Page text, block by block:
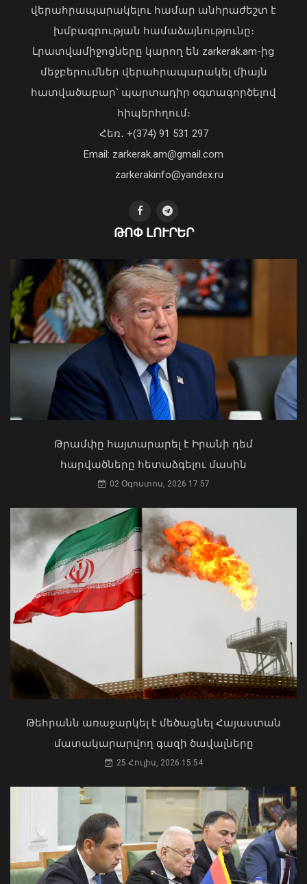
Հայաստանի հավաքականի նախկին
մարզիչը կգլխավորի Ղազախստանի
հավաքականը
07 Օգոստոս, 2026 22:44
Ժամանակավորապես կդադարեցվի
մի շարք հասցեների
էլեկտրամատակարարումը
07 Օգոստոս, 2026 22:11
Փոխվարչապետ Տիգրան
Խաչատրյանը մասնակցել է
Շինարարի օրվան նվիրված
միջոցառմանը
07 Օգոստոս, 2026 21:53
Վայոց ձորի քրեական ոստիկանները
դանակահարության դեպք են
բացահայտել․ կատարվում է
նախաքննություն
կոտրում են Telegram, WhatsApp․
մեդիափորձագետ (տեսանյութ)
04 Օգոստոս, 2026 23:34
Ի՞նչ ուղերձ էր ոտքի չկանգնելը.
Աղաջանյանը` ընդդիմությանը
02 Օգոստոս, 2026 15:22
Արտաշատում 14 մարդ թունավորման
ախտանիշներով դիմել է ԲԿ. ՀՎԿԱԿ
02 Օգոստոս, 2026 15:06
վերահրապարակելու համար անհրաժեշտ է
խմբագրության համաձայնությունը։
Լրատվամիջոցները կարող են zarkerak.am-ից
մեջբերումներ վերահրապարակել միայն
հատվածաբար՝ պարտադիր օգտագործելով
հիպերհղում։
Հեռ․ +(374) 91 531 297
Email: zarkerak.am@gmail.com
zarkerakinfo@yandex.ru
ԹՈՓ ԼՈՒՐԵՐ
Թրամփը հայտարարել է Իրանի դեմ
հարվածները հետաձգելու մասին
02 Օգոստոս, 2026 17:57
Թեհրանն առաջարկել է մեծացնել Հայաստան
մատակարարվող գազի ծավալները
25 Հուլիս, 2026 15:54